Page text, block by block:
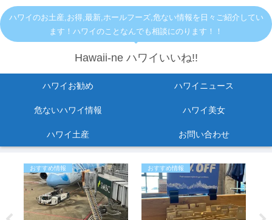
ハワイのお土産,お得,最新,ホールフーズ,危ない情報を日々ご紹介してい
ます！ハワイのことなんでも相談にのります！！
Hawaii-ne ハワイいいね!!
ハワイお勧め ハワイニュース
危ないハワイ情報 ハワイ美女
ハワイ土産 お問い合わせ
おすすめ情報 おすすめ情報